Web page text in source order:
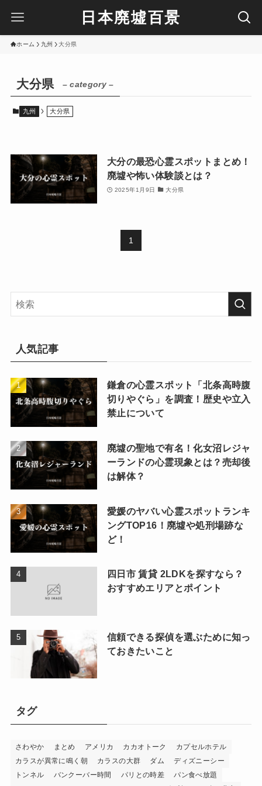
日本廃墟百景
ホーム 九州 大分県
大分県 – category –
九州 大分県
大分の最恐心霊スポットまとめ！
廃墟や怖い体験談とは？
2025年1月9日 大分県
1
人気記事
鎌倉の心霊スポット「北条高時腹
切りやぐら」を調査！歴史や立入
禁止について
廃墟の聖地で有名！化女沼レジャ
ーランドの心霊現象とは？売却後
は解体？
愛媛のヤバい心霊スポットランキ
ングTOP16！廃墟や処刑場跡な
ど！
四日市 賃貸 2LDKを探すなら？
おすすめエリアとポイント
信頼できる探偵を選ぶために知っ
ておきたいこと
タグ
さわやか まとめ アメリカ カカオトーク
カプセルホテル
カラスが異常に鳴く朝
カラスの大群 ダム
ディズニーシー
トンネル
バンクーバー時間 パリとの時差
パン食べ放題